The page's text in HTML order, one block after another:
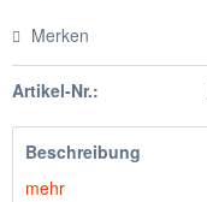
Merken
Artikel-Nr.:
Beschreibung
mehr